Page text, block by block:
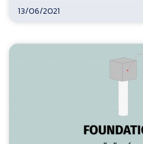
13/06/2021